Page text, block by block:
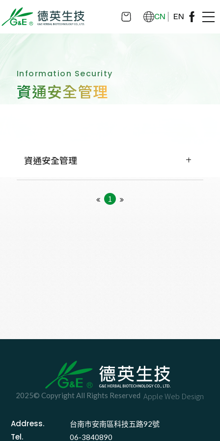
CN EN
Information Security
資通安全管理
資通安全管理
1
2025© Copyright All Rights Reserved Apple Web Design
Address. 台南市安南區科技五路92號
Tel. 06-3840890